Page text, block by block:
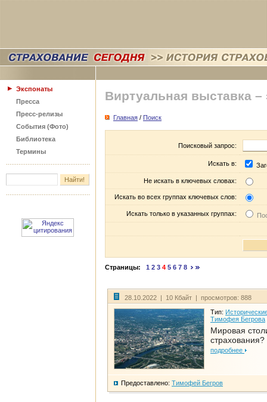
Экспонаты
Пресса
Пресс-релизы
События (Фото)
Библиотека
Термины
Виртуальная выставка –
Главная / Поиск
Поисковый запрос:
Искать в:
Не искать в ключевых словах:
Искать во всех группах ключевых слов:
Искать только в указанных группах:
Страницы: 1 2 3 4 5 6 7 8
28.10.2022 | 10 Кбайт | просмотров: 888
Тип:
Тимофея Бегрова
Мировая
страхования?
подробнее
Предоставлено: Тимофей Бегров